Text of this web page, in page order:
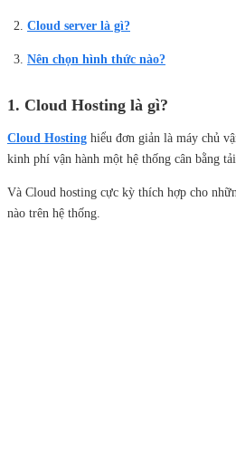
Cloud server là gì?
Nên chọn hình thức nào?
1. Cloud Hosting là gì?
Cloud Hosting hiểu đơn giản là máy chủ
kinh phí vận hành một hệ thống cân bằng
Và Cloud hosting cực kỳ thích hợp cho
nào trên hệ thống.